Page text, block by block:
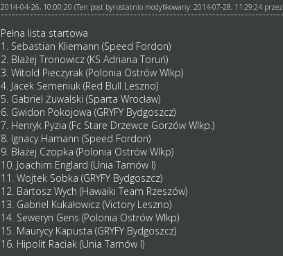
2014-04-26, 10:00:20 (Ten post był ostatnio modyfikowany: 2014-07-28, 11:29:24 przez
Pełna lista startowa
1. Sebastian Kliemann (Speed Fordon)
2. Błażej Tronowicz (KS Adriana Toruń)
3. Witold Pieczyrak (Polonia Ostrów Wlkp)
4. Jacek Semeniuk (Red Bull Leszno)
5. Gabriel Żuwalski (Sparta Wrocław)
6. Gwidon Pokojowa (GRYFY Bydgoszcz)
7. Henryk Pyzia (Fc Stare Drzewce Gorzów Wlkp.)
8. Ignacy Hamann (Speed Fordon)
9. Błażej Czopka (Polonia Ostrów Wlkp)
10. Joachim Englard (Unia Tarnów I)
11. Wojtek Sobka (GRYFY Bydgoszcz)
12. Bartosz Wych (Hawaiki Team Rzeszów)
13. Gabriel Kukałowicz (Victory Leszno)
14. Seweryn Gens (Polonia Ostrów Wlkp)
15. Maurycy Kapusta (GRYFY Bydgoszcz)
16. Hipolit Raciak (Unia Tarnów I)